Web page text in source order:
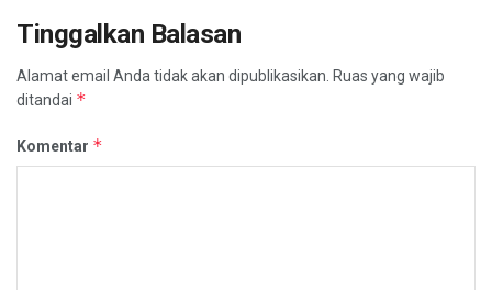
Tinggalkan Balasan
Alamat email Anda tidak akan dipublikasikan. Ruas yang wajib
ditandai *
Komentar *